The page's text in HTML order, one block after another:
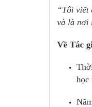
“Tôi viết
và là nơi
Về Tác
học